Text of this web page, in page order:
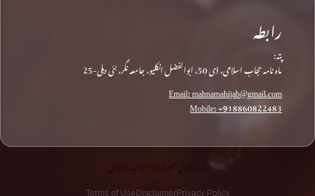
رابطہ
پتہ:
ماہ نامہ حجاب اسلامی، ڈی 50، ابوالفضل انکلیو، جامعہ نگر، نئی دہلی-25
Email: mahnamahijab@gmail.com
Mobile: +918860822483
Privacy Policy
Disclaimer
Terms of Use